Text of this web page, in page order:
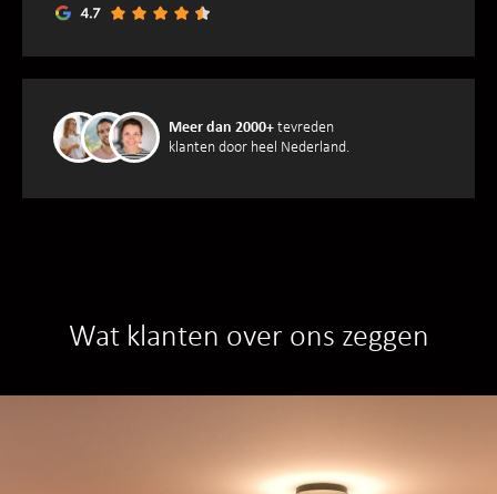
Meer dan 2000+tevreden
klanten door heel Nederland.
Wat klanten over ons zeggen